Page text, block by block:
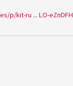
p/kit-ru ... LO-